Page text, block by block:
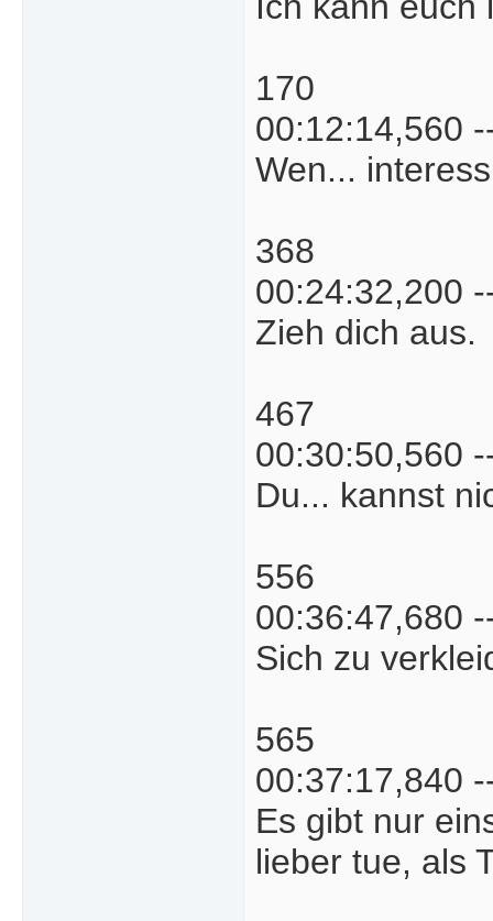
170
00:12:14,560
Wen...
368
00:24:32,200
Zieh dich aus.
467
00:30:50,560
Du... kannst
556
00:36:47,680
Sich zu
565
00:37:17,840
Es gibt nur
lieber tue, als